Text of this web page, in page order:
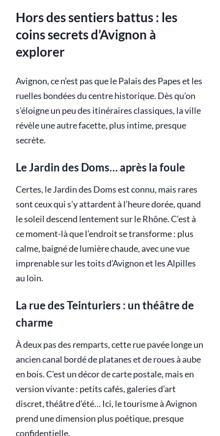
Hors des sentiers battus : les
coins secrets d’Avignon à
explorer
Avignon, ce n’est pas que le Palais des Papes et les
ruelles bondées du centre historique. Dès qu’on
s’éloigne un peu des itinéraires classiques, la ville
révèle une autre facette, plus intime, presque
secrète.
Le Jardin des Doms… après la foule
Certes, le Jardin des Doms est connu, mais rares
sont ceux qui s’y attardent à l’heure dorée, quand
le soleil descend lentement sur le Rhône. C’est à
ce moment-là que l’endroit se transforme : plus
calme, baigné de lumière chaude, avec une vue
imprenable sur les toits d’Avignon et les Alpilles
au loin.
La rue des Teinturiers : un théâtre de
charme
À deux pas des remparts, cette rue pavée longe un
ancien canal bordé de platanes et de roues à aube
en bois. C’est un décor de carte postale, mais en
version vivante : petits cafés, galeries d’art
discret, théâtre d’été… Ici, le tourisme à Avignon
prend une dimension plus poétique, presque
confidentielle.